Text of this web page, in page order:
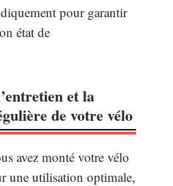
pour garantir
état de
et la
de votre vélo
avez monté votre vélo
une utilisation optimale,